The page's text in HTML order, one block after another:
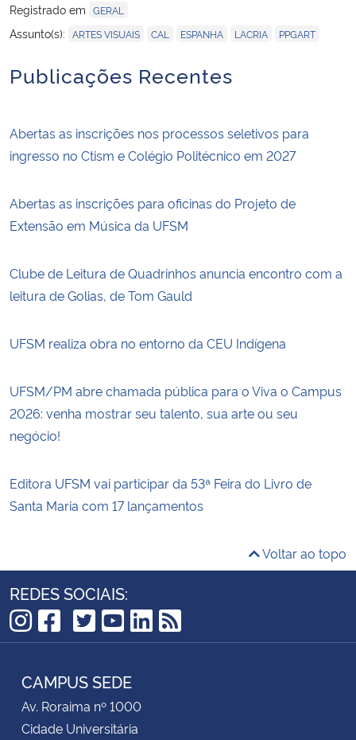
Registrado em GERAL
Assunto(s): ARTES VISUAIS CAL ESPANHA LACRIA PPGART
Publicações Recentes
Abertas as inscrições nos processos seletivos para
ingresso no Ctism e Colégio Politécnico em 2027
Abertas as inscrições para oficinas do Projeto de
Extensão em Música da UFSM
Clube de Leitura de Quadrinhos anuncia encontro com a
leitura de Golias, de Tom Gauld
UFSM realiza obra no entorno da CEU Indígena
UFSM/PM abre chamada pública para o Viva o Campus
2026: venha mostrar seu talento, sua arte ou seu
negócio!
Editora UFSM vai participar da 53ª Feira do Livro de
Santa Maria com 17 lançamentos
Voltar ao topo
REDES SOCIAIS:
Instagram
Facebook
TikTok
Twitter
YouTube
LinkedIn
RSS
CAMPUS SEDE
Av. Roraima nº 1000
Cidade Universitária